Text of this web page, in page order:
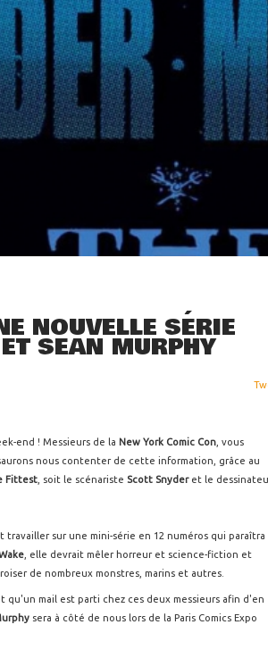
NOUVELLE SÉRIE
SEAN MURPHY
end ! Messieurs de la New York Comic Con , vous
nous contenter de cette information, grâce au
Fittest , soit le scénariste Scott Snyder et le
sur une mini-série en 12 numéros qui paraîtra
, elle devrait mêler horreur et science-fiction et
de nombreux monstres, marins et autres.
mail est parti chez ces deux messieurs afin d'en
sera à côté de nous lors de la Paris Comics Expo